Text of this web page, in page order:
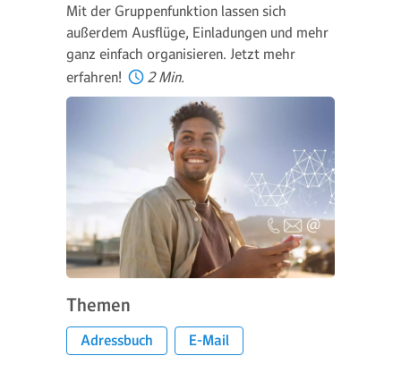
Mit der Gruppenfunktion lassen sich
außerdem Ausflüge, Einladungen und mehr
ganz einfach organisieren. Jetzt mehr
erfahren!
2 Min.
Themen
Adressbuch E-Mail